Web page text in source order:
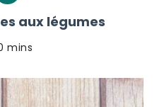
aux légumes
mins